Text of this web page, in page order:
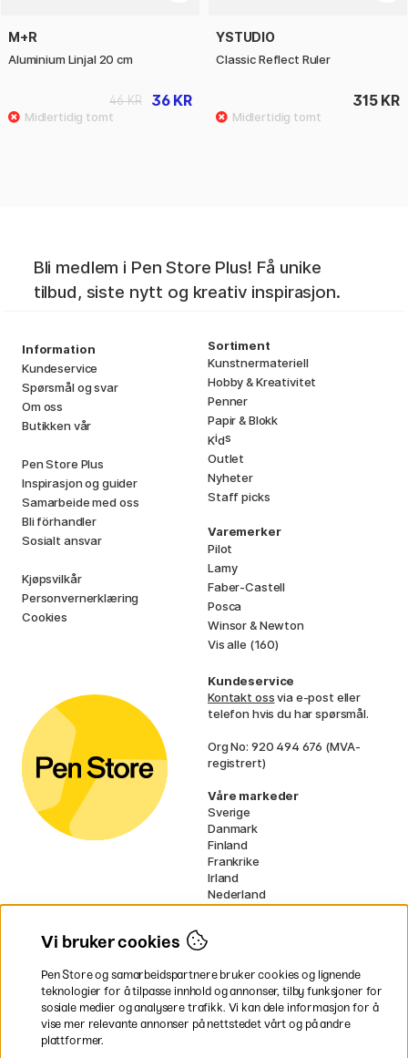
M+R
Aluminium Linjal 20 cm
36 KR
46 KR
YSTUDIO
Classic Reflect Ruler
315 KR
Bli medlem i Pen Store Plus! Få unike
tilbud, siste nytt og kreativ inspirasjon.
Information
Kundeservice
Spørsmål og svar
Om oss
Butikken vår
Pen Store Plus
Inspirasjon og guider
Samarbeide med oss
Bli förhandler
Sosialt ansvar
Kjøpsvilkår
Personvernerklæring
Cookies
Sortiment
Kunstnermateriell
Hobby & Kreativitet
Penner
Papir & Blokk
Kids
Outlet
Nyheter
Staff picks
Varemerker
Pilot
Lamy
Faber-Castell
Posca
Winsor & Newton
Vis alle (160)
Kundeservice
Kontakt ossvia e-post eller
telefon hvis du har spørsmål.
Org No: 920 494 676 (MVA-
registrert)
Våre markeder
Sverige
Danmark
Finland
Frankrike
Irland
Nederland
Tyskland
* Spesifikkefraktvilkårgjelder for
voluminøse varer.
Vi bruker cookies
Pen Store og samarbeidspartnere bruker cookies og lignende
teknologier for å tilpasse innhold og annonser, tilby funksjoner for
sosiale medier og analysere trafikk. Vi kan dele informasjon for å
vise mer relevante annonser på nettstedet vårt og på andre
plattformer.